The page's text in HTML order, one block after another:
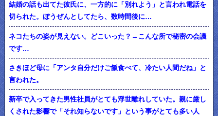
結婚の話も出てた彼氏に、一方的に「別れよう」と言われ電話を
切られた。ぼうぜんとしてたら、数時間後に…
ネコたちの姿が見えない。どこいった？→こんな所で秘密の会議
です…
さきほど母に「アンタ自分だけご飯食べて、冷たい人間だね」と
言われた。
新卒で入ってきた男性社員がとても浮世離れしていた。親に厳し
くされた影響で「それ知らないです」という事がとても多い人